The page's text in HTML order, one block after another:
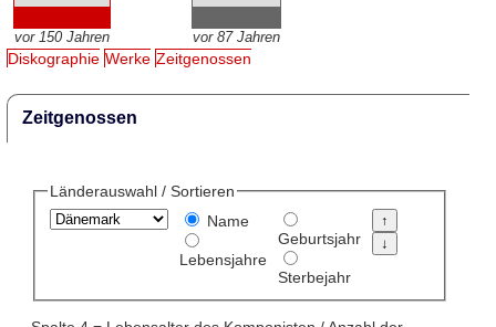
vor 150 Jahren vor 87 Jahren
Diskographie Werke Zeitgenossen
Zeitgenossen
Länderauswahl / Sortieren
Name
Lebensjahre
Geburtsjahr
Sterbejahr